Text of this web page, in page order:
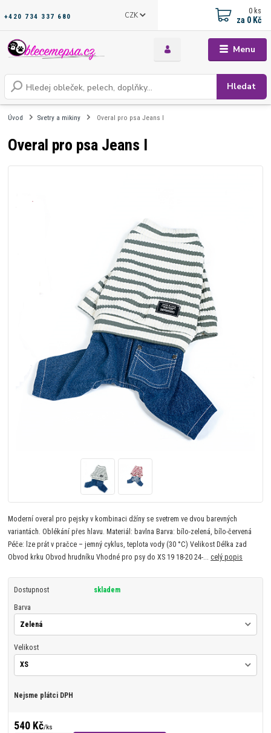
Menu
CZK
Hledat
+420 734 337 680
0 ks
za 0 Kč
Úvod Svetry a mikiny Overal pro psa Jeans I
Overal pro psa Jeans I
Moderní overal pro pejsky v kombinaci džíny se svetrem ve dvou barevných
variantách. Oblékání přes hlavu. Materiál: bavlna Barva: bílo-zelená, bílo-červená
Péče: lze prát v pračce – jemný cyklus, teplota vody (30 °C) Velikost Délka zad
Obvod krku Obvod hrudníku Vhodné pro psy do XS 19 18-20 24-...celý popis
Dostupnost skladem
Barva
Velikost
Nejsme plátci DPH
540 Kč/ks